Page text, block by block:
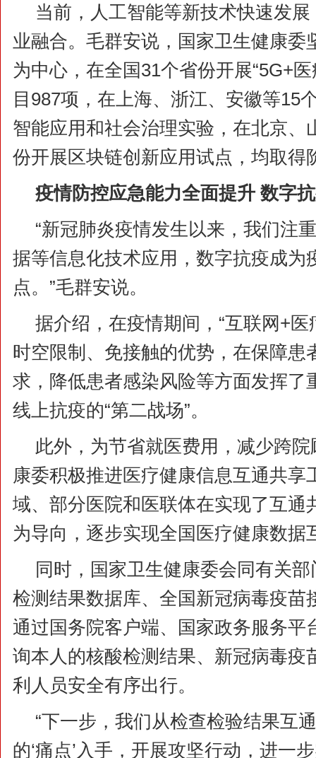
当前，人工智能等新技术快速发
业融合。毛群安说，国家卫生健康委
为中心，在全国31个省份开展“5G+
目987项，在上海、浙江、安徽等15
智能应用和社会治理实验，在北京、
份开展区块链创新应用试点，均取得
疫情防控应急能力全面提升 数字
“新冠肺炎疫情发生以来，我们注
据等信息化技术应用，数字抗疫成为
点。”毛群安说。
据介绍，在疫情期间，“互联网+医
时空限制、免接触的优势，在保障患
求，降低患者感染风险等方面发挥了
线上抗疫的“第二战场”。
此外，为节省就医费用，减少跨
康委积极推进医疗健康信息互通共享
域、部分医院和医联体在实现了互通
为导向，逐步实现全国医疗健康数据
同时，国家卫生健康委会同有关
检测结果数据库、全国新冠病毒疫苗
通过国务院客户端、国家政务服务平
询本人的核酸检测结果、新冠病毒疫
利人员安全有序出行。
“下一步，我们从检查检验结果互
的‘痛点’入手，开展攻坚行动，进一